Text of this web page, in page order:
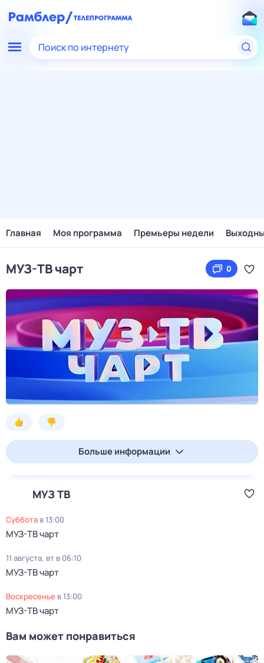
Поиск по интернету
Главная Моя программа Премьеры недели
МУЗ-ТВ чарт 0
Больше информации
МУЗ ТВ
суббота в13:00
МУЗ-ТВ чарт
11 августа, вт в 06:10
МУЗ-ТВ чарт
воскресенье в13:00
МУЗ-ТВ чарт
Вам может понравиться